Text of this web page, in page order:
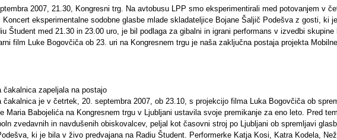
2007, 21.30, Kongresni trg. Na avtobusu LPP smo eksperimentirali med potovanjem v
Koncert eksperimentalne sodobne glasbe mlade skladateljice Bojane Šaljič Podešva z gosti, ki
Študent med 21.30 in 23.00 uro, je bil podlaga za gibalni in igrani performans v izvedbi skupine
film Luke Bogovčiča ob 23. uri na Kongresnem trgu je naša zaključna postaja projekta
čakalnica zapeljala na postajo
čakalnica je v četrtek, 20. septembra 2007, ob 23.10, s projekcijo filma Luka Bogovčiča ob
Maria Babojelića na Kongresnem trgu v Ljubljani ustavila svoje premikanje za eno leto. Pred
zvedavnih in navdušenih obiskovalcev, peljal kot časovni stroj po Ljubljani ob spremljavi
ki je bila v živo predvajana na Radiu Študent. Performerke Katja Kosi, Katra Kodela,